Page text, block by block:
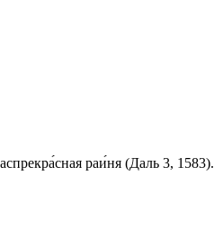
раи́ня (Даль 3, 1583).